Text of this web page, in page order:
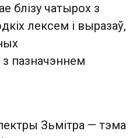
блізу чатырох з
лексем і выразаў,
пазначэннем
Зьмітра — тэма